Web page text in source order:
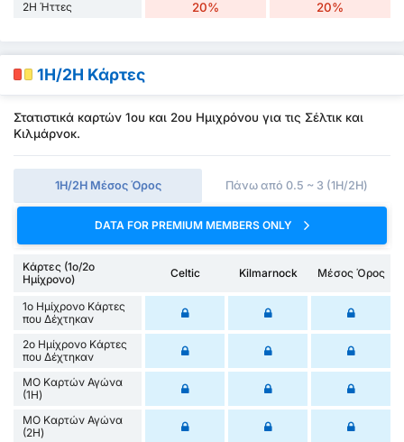
2H Ήττες 20% 20%
1H/2H Κάρτες
Στατιστικά καρτών 1ου και 2ου Ημιχρόνου για τις Σέλτικ και
Κιλμάρνοκ.
1Η/2Η Μέσος Όρος Πάνω από 0.5 ~ 3 (1H/2H)
DATA FOR PREMIUM MEMBERS ONLY
Κάρτες (1ο/2ο
Ημίχρονο)
Celtic Kilmarnock Μέσος Όρος
1ο Ημίχρονο Κάρτες
που Δέχτηκαν
2ο Ημίχρονο Κάρτες
που Δέχτηκαν
ΜΟ Καρτών Αγώνα
(1Η)
ΜΟ Καρτών Αγώνα
(2Η)